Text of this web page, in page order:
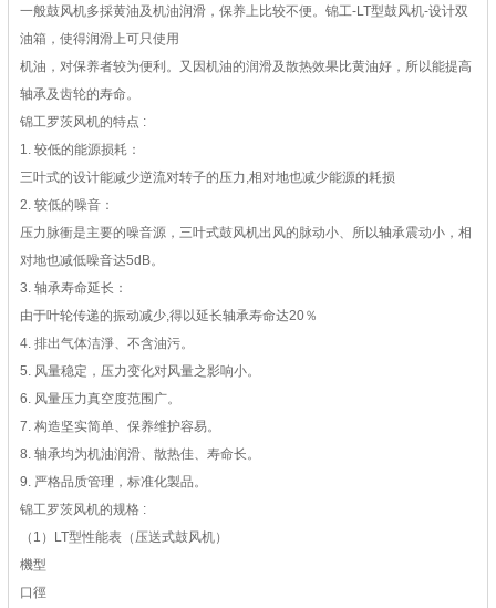
一般鼓风机多採黄油及机油润滑，保养上比较不便。锦工-LT型鼓风机-设计双
油箱，使得润滑上可只使用
机油，对保养者较为便利。又因机油的润滑及散热效果比黄油好，所以能提高
轴承及齿轮的寿命。
锦工罗茨风机的特点 :
1. 较低的能源损耗：
三叶式的设计能减少逆流对转子的压力,相对地也减少能源的耗损
2. 较低的噪音：
压力脉衝是主要的噪音源，三叶式鼓风机出风的脉动小、所以轴承震动小，相
对地也减低噪音达5dB。
3. 轴承寿命延长：
由于叶轮传递的振动减少,得以延长轴承寿命达20％
4. 排出气体洁淨、不含油污。
5. 风量稳定，压力变化对风量之影响小。
6. 风量压力真空度范围广。
7. 构造坚实简单、保养维护容易。
8. 轴承均为机油润滑、散热佳、寿命长。
9. 严格品质管理，标准化製品。
锦工罗茨风机的规格 :
（1）LT型性能表（压送式鼓风机）
機型
口徑